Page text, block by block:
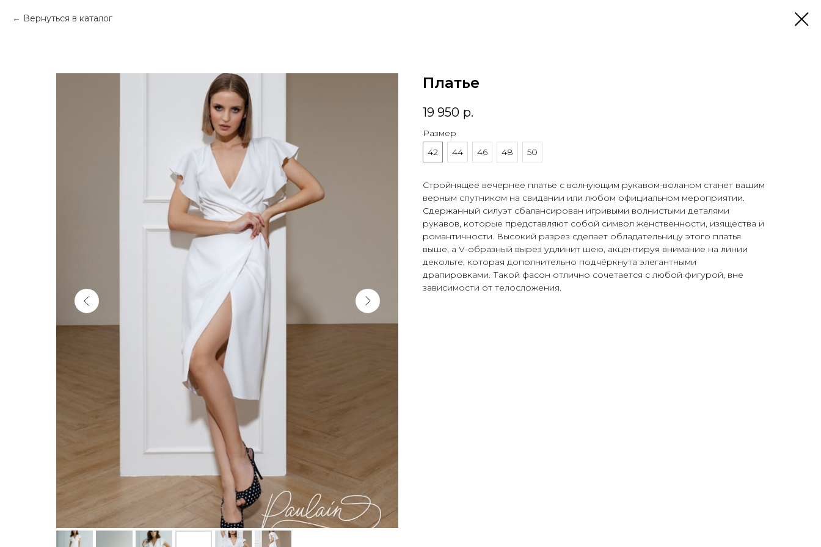
Вернуться в каталог
Платье
19 950 р.
Размер
42
44 46 48 50
Стройнящее вечернее платье с волнующим рукавом-воланом станет вашим
верным спутником на свидании или любом официальном мероприятии.
Сдержанный силуэт сбалансирован игривыми волнистыми деталями
рукавов, которые представляют собой символ женственности, изящества и
романтичности. Высокий разрез сделает обладательницу этого платья
выше, а V-образный вырез удлинит шею, акцентируя внимание на линии
декольте, которая дополнительно подчёркнута элегантными
драпировками. Такой фасон отлично сочетается с любой фигурой, вне
зависимости от телосложения.